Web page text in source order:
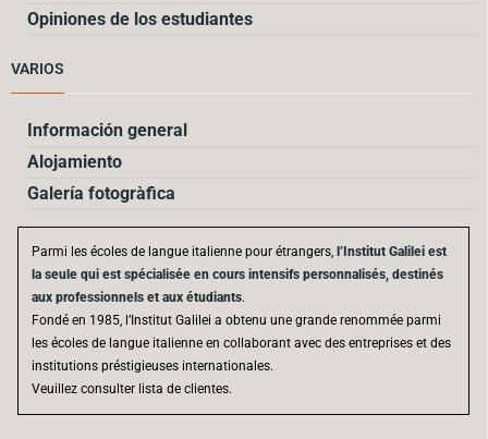
Opiniones de los estudiantes
VARIOS
Información general
Alojamiento
Galería fotogràfica
Parmi les écoles de langue italienne pour étrangers, l’Institut Galilei est
la seule qui est spécialisée en cours intensifs personnalisés, destinés
aux professionnels et aux étudiants.
Fondé en 1985, l’Institut Galilei a obtenu une grande renommée parmi
les écoles de langue italienne en collaborant avec des entreprises et des
institutions préstigieuses internationales.
Veuillez consulter lista de clientes.